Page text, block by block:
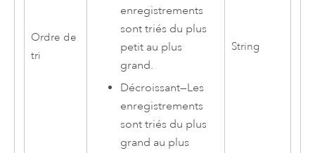
Ordre de
tri
enregistrements
sont triés du plus
petit au plus
grand.
Décroissant—Les
enregistrements
sont triés du plus
grand au plus
String